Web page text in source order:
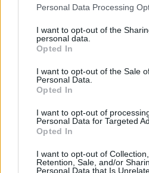
Personal Data Processing
I want to opt-out of the
personal data.
Opted In
I want to opt-out of the Sale
Personal Data.
Opted In
I want to opt-out of
Personal Data for Targeted
Opted In
I want to opt-out of Collection,
Retention, Sale, and/or
Personal Data that Is
Χρήστος Δάντης: «Δεν περίμενα
έγραψα αυτό το τραγούδι»
Ξεκινούν τα δοκιμαστικά
Μετρό Θεσσαλονίκης
22:05
Τζόκερ: Αυτοί είναι οι τυχεροί
πάνω από 2 εκατ. ευρώ